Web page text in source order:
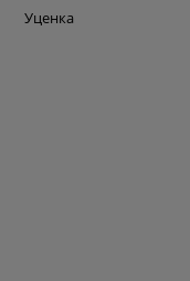
Уценка